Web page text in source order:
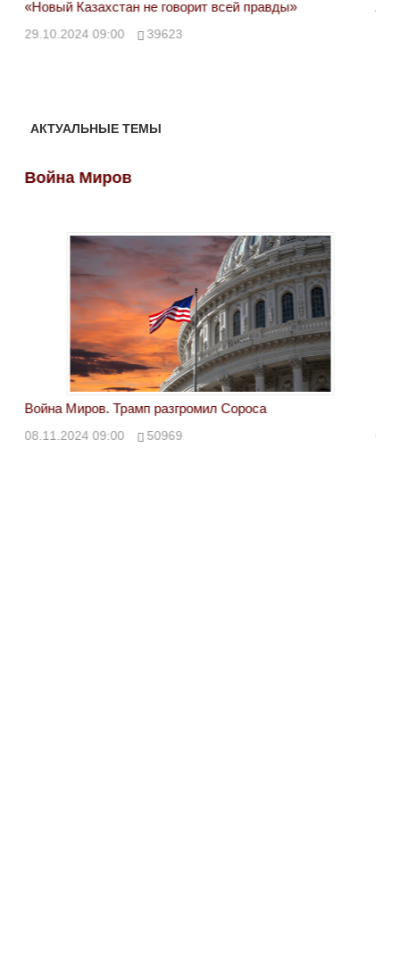
«Новый Казахстан не говорит всей правды»
29.10.2024 09:00 39623
АКТУАЛЬНЫЕ ТЕМЫ
Война Миров
Война Миров. Трамп разгромил Сороса
08.11.2024 09:00 50969